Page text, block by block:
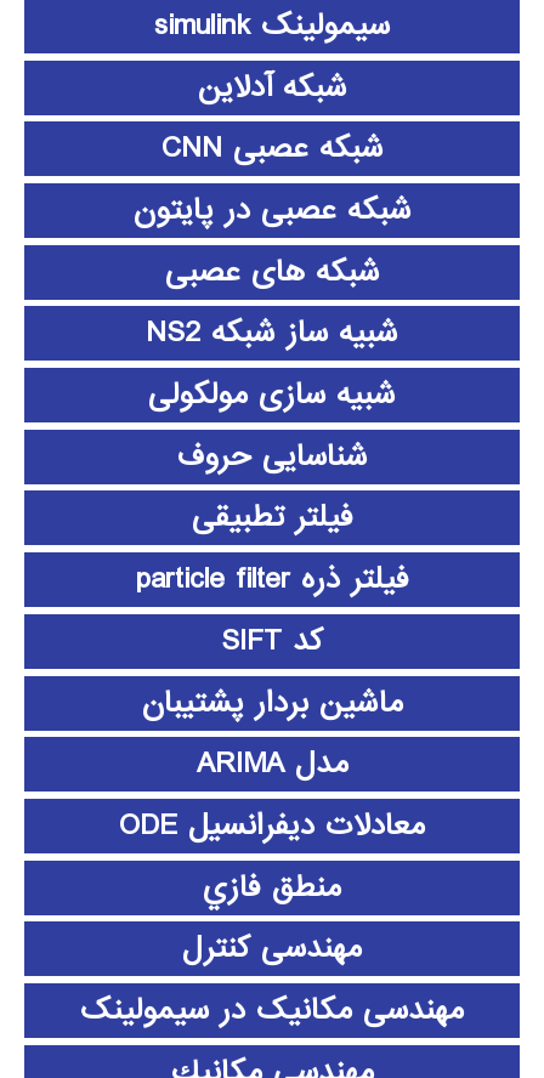
سیمولینک simulink
شبکه آدلاین
شبکه عصبی CNN
شبکه عصبی در پایتون
شبکه های عصبی
شبیه ساز شبکه NS2
شبیه سازی مولکولی
شناسایی حروف
فیلتر تطبیقی
فیلتر ذره particle filter
کد SIFT
ماشین بردار پشتیبان
مدل ARIMA
معادلات دیفرانسیل ODE
منطق فازي
مهندسی کنترل
مهندسی مکانیک در سیمولینک